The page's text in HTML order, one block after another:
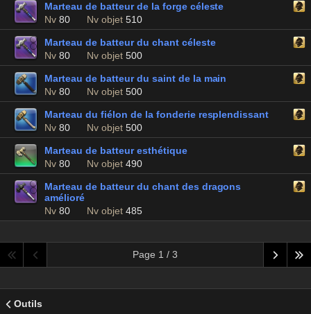
Marteau de batteur de la forge céleste
Nv 80 Nv objet 510
Marteau de batteur du chant céleste
Nv 80 Nv objet 500
Marteau de batteur du saint de la main
Nv 80 Nv objet 500
Marteau du fiélon de la fonderie resplendissant
Nv 80 Nv objet 500
Marteau de batteur esthétique
Nv 80 Nv objet 490
Marteau de batteur du chant des dragons
amélioré
Nv 80 Nv objet 485
Page 1 / 3
Outils